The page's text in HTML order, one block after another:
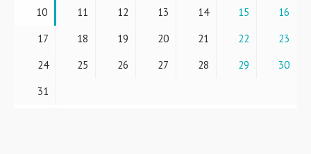
10
11 12 13 14 15
16
17
18 19 20 21 22
23
24
25 26 27 28 29
30
31